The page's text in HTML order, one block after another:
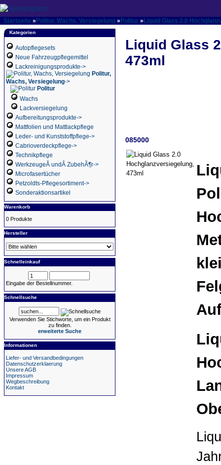
Startseite » Politur, Wachs, Versiegelung » Politur » Liquid Glass 2.0
Kategorien
Autopflegesets
Neue Fahrzeugpflegemittel
Lackreinigungsprodukte->
Politur,
Wachs, Versiegelung->
Politur
Wachs
Lackversiegelung
Aufbereitungsprodukte->
Mattfolien und Mattlackpflege
Leder- und Kunststoffpflege->
Cabrioverdeckpflege->
Technikpflege
WerkzeugeÂ undÂ ZubehÃ¶r->
Microfasertücher
Petzoldts-Pflegesortiment->
Sonderaktionsartikel
Warenkorb
0 Produkte
Hersteller
Schnelleinkauf
Eingabe der Bestellnummer.
Schnellsuche
Verwenden Sie Stichworte, um ein Produkt
zu finden.
erweiterte Suche
Informationen
Liefer- und Versandbedingungen
Datenschutzerklaerung
Unsere AGB
Impressum
Wegbeschreibung
Kontakt
Liquid Glass
473ml
085000